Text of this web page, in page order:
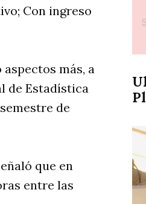
Con ingreso
más, a
de Estadística
de
que en
entre las